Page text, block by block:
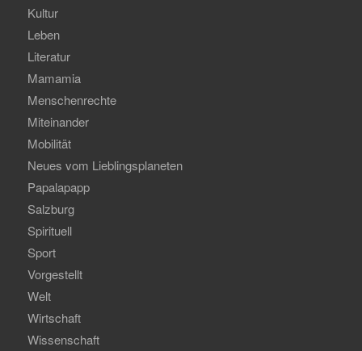
Kultur
Leben
Literatur
Mamamia
Menschenrechte
Miteinander
Mobilität
Neues vom Lieblingsplaneten
Papalapapp
Salzburg
Spirituell
Sport
Vorgestellt
Welt
Wirtschaft
Wissenschaft